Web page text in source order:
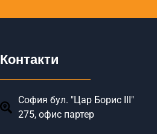
Контакти
София бул. "Цар Борис III"
275, офис партер